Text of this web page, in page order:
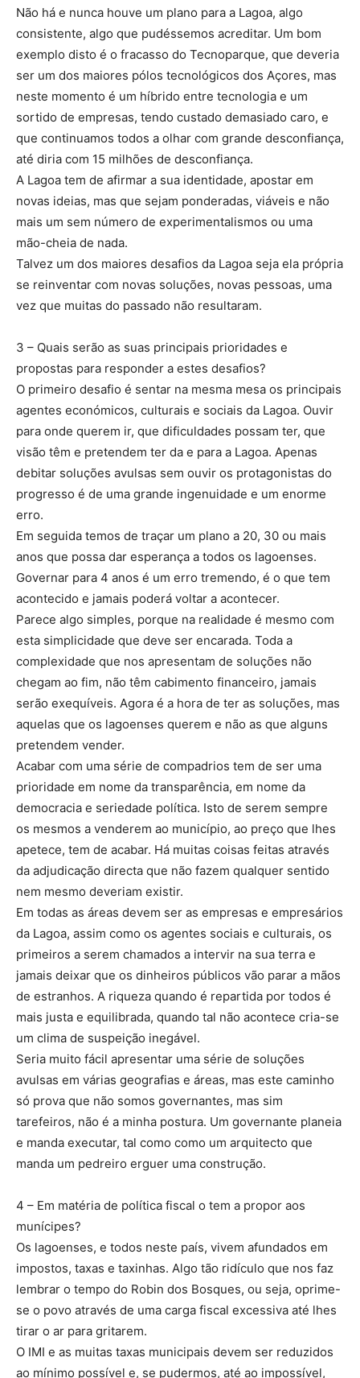
Não há e nunca houve um plano para a Lagoa, algo
consistente, algo que pudéssemos acreditar. Um bom
exemplo disto é o fracasso do Tecnoparque, que deveria
ser um dos maiores pólos tecnológicos dos Açores, mas
neste momento é um híbrido entre tecnologia e um
sortido de empresas, tendo custado demasiado caro, e
que continuamos todos a olhar com grande desconfiança,
até diria com 15 milhões de desconfiança.
A Lagoa tem de afirmar a sua identidade, apostar em
novas ideias, mas que sejam ponderadas, viáveis e não
mais um sem número de experimentalismos ou uma
mão-cheia de nada.
Talvez um dos maiores desafios da Lagoa seja ela própria
se reinventar com novas soluções, novas pessoas, uma
vez que muitas do passado não resultaram.
3 – Quais serão as suas principais prioridades e
propostas para responder a estes desafios?
O primeiro desafio é sentar na mesma mesa os principais
agentes económicos, culturais e sociais da Lagoa. Ouvir
para onde querem ir, que dificuldades possam ter, que
visão têm e pretendem ter da e para a Lagoa. Apenas
debitar soluções avulsas sem ouvir os protagonistas do
progresso é de uma grande ingenuidade e um enorme
erro.
Em seguida temos de traçar um plano a 20, 30 ou mais
anos que possa dar esperança a todos os lagoenses.
Governar para 4 anos é um erro tremendo, é o que tem
acontecido e jamais poderá voltar a acontecer.
Parece algo simples, porque na realidade é mesmo com
esta simplicidade que deve ser encarada. Toda a
complexidade que nos apresentam de soluções não
chegam ao fim, não têm cabimento financeiro, jamais
serão exequíveis. Agora é a hora de ter as soluções, mas
aquelas que os lagoenses querem e não as que alguns
pretendem vender.
Acabar com uma série de compadrios tem de ser uma
prioridade em nome da transparência, em nome da
democracia e seriedade política. Isto de serem sempre
os mesmos a venderem ao município, ao preço que lhes
apetece, tem de acabar. Há muitas coisas feitas através
da adjudicação directa que não fazem qualquer sentido
nem mesmo deveriam existir.
Em todas as áreas devem ser as empresas e empresários
da Lagoa, assim como os agentes sociais e culturais, os
primeiros a serem chamados a intervir na sua terra e
jamais deixar que os dinheiros públicos vão parar a mãos
de estranhos. A riqueza quando é repartida por todos é
mais justa e equilibrada, quando tal não acontece cria-se
um clima de suspeição inegável.
Seria muito fácil apresentar uma série de soluções
avulsas em várias geografias e áreas, mas este caminho
só prova que não somos governantes, mas sim
tarefeiros, não é a minha postura. Um governante planeia
e manda executar, tal como como um arquitecto que
manda um pedreiro erguer uma construção.
4 – Em matéria de política fiscal o tem a propor aos
munícipes?
Os lagoenses, e todos neste país, vivem afundados em
impostos, taxas e taxinhas. Algo tão ridículo que nos faz
lembrar o tempo do Robin dos Bosques, ou seja, oprime-
se o povo através de uma carga fiscal excessiva até lhes
tirar o ar para gritarem.
O IMI e as muitas taxas municipais devem ser reduzidos
ao mínimo possível e, se pudermos, até ao impossível,